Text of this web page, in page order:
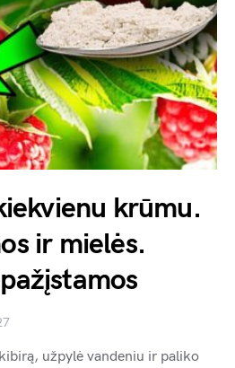
krūmu.
ir mielės.
užpylė vandeniu ir paliko